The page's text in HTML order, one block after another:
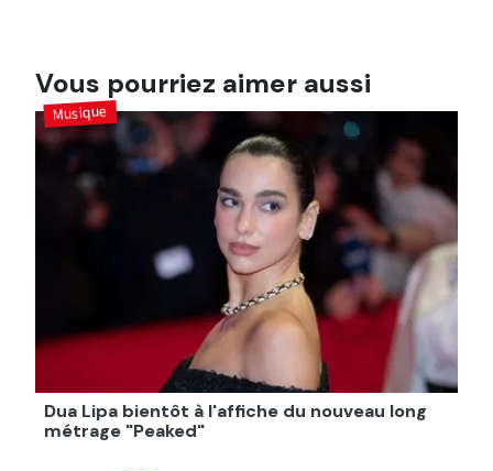
Vous pourriez aimer aussi
Dua Lipa bientôt à l'affiche du nouveau long
métrage "Peaked"
Musique